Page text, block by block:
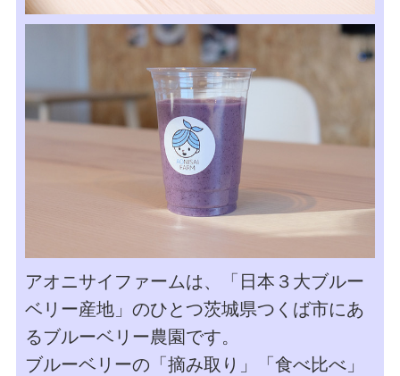
アオニサイファームは、「日本３大ブルー
ベリー産地」のひとつ茨城県つくば市にあ
るブルーベリー農園です。
ブルーベリーの「摘み取り」「食べ比べ」